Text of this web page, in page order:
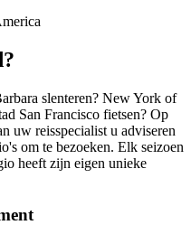
slenteren? New York of
San Francisco fietsen? Op
uw reisspecialist u adviseren
om te bezoeken. Elk seizoen
heeft zijn eigen unieke